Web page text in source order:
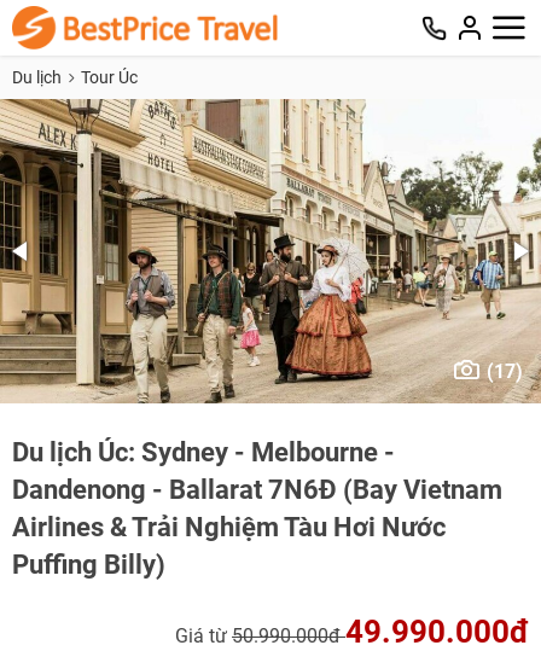
Du lịch Tour Úc
(17)
Du lịch Úc: Sydney - Melbourne -
Dandenong - Ballarat 7N6Đ (Bay Vietnam
Airlines & Trải Nghiệm Tàu Hơi Nước
Puffing Billy)
Giá từ 50.990.000đ 49.990.000đ